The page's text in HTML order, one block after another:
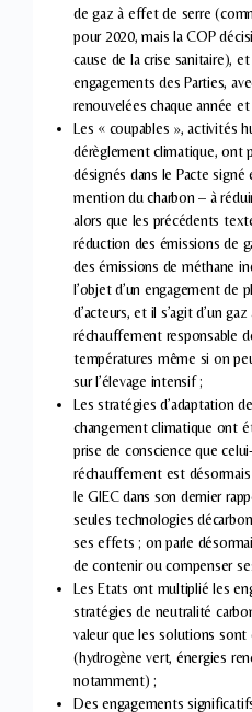
de gaz à effet de serre
pour 2020, mais la COP
cause de la crise sanitaire),
engagements des Parties,
renouvelées chaque année
Les « coupables », activités
dérèglement climatique, ont
désignés dans le Pacte
mention du charbon – à
alors que les précédents
réduction des émissions de
des émissions de méthane
l’objet d’un engagement de
d’acteurs, et il s’agit d’un
réchauffement responsable
températures même si on
sur l’élevage intensif ;
Les stratégies d’adaptation
changement climatique ont
prise de conscience que
réchauffement est
le GIEC dans son dernier
seules technologies
ses effets ; on parle
de contenir ou compenser
Les Etats ont multiplié les
stratégies de neutralité
valeur que les solutions sont
(hydrogène vert, énergies
notamment) ;
Des engagements